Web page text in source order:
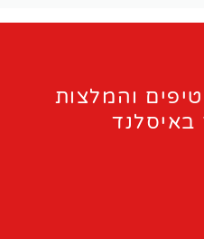
והמלצות
באיסלנד